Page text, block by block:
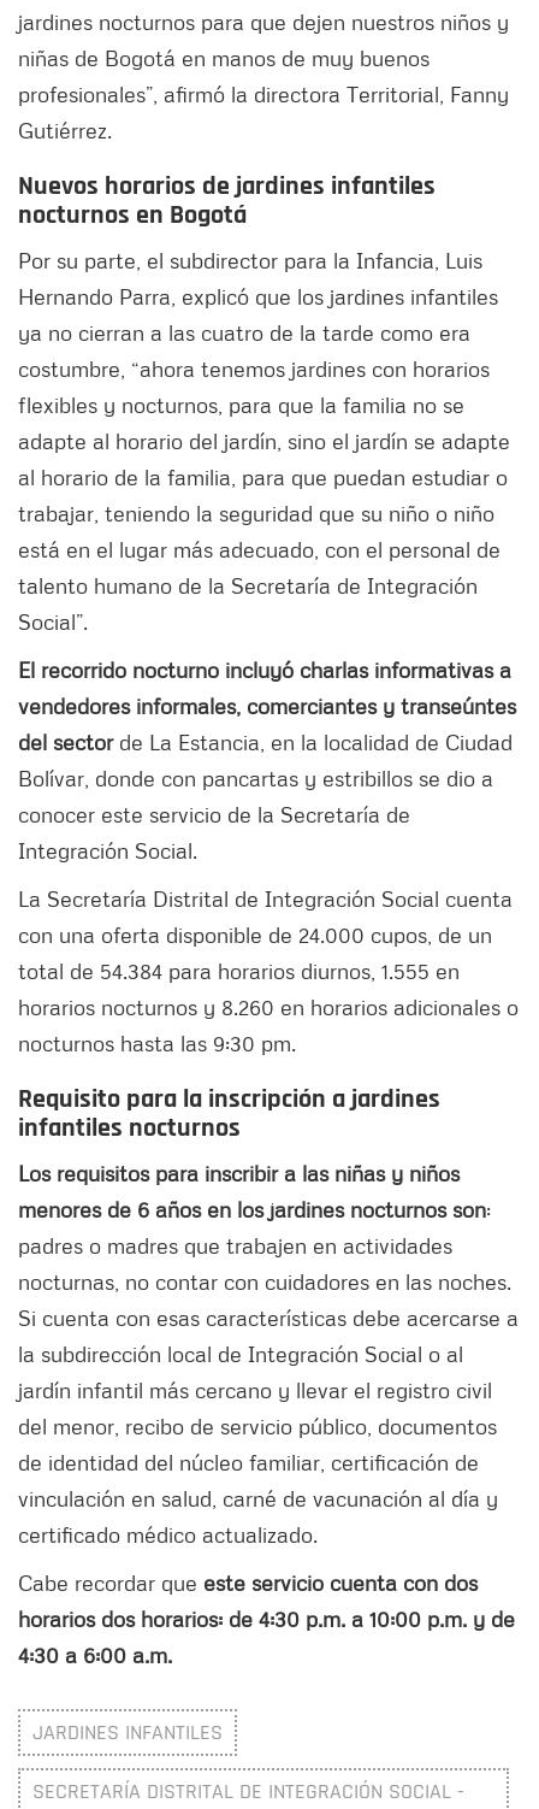
jardines nocturnos para que dejen nuestros niños y
niñas de Bogotá en manos de muy buenos
profesionales”, afirmó la directora Territorial, Fanny
Gutiérrez.
Nuevos horarios de jardines infantiles
nocturnos en Bogotá
Por su parte, el subdirector para la Infancia, Luis
Hernando Parra, explicó que los jardines infantiles
ya no cierran a las cuatro de la tarde como era
costumbre, “ahora tenemos jardines con horarios
flexibles y nocturnos, para que la familia no se
adapte al horario del jardín, sino el jardín se adapte
al horario de la familia, para que puedan estudiar o
trabajar, teniendo la seguridad que su niño o niño
está en el lugar más adecuado, con el personal de
talento humano de la Secretaría de Integración
Social”.
El recorrido nocturno incluyó charlas informativas a
vendedores informales, comerciantes y transeúntes
del sectorde La Estancia, en la localidad de Ciudad
Bolívar, donde con pancartas y estribillos se dio a
conocer este servicio de la Secretaría de
Integración Social.
La Secretaría Distrital de Integración Social cuenta
con una oferta disponible de 24.000 cupos, de un
total de 54.384 para horarios diurnos, 1.555 en
horarios nocturnos y 8.260 en horarios adicionales o
nocturnos hasta las 9:30 pm.
Requisito para la inscripción a jardines
infantiles nocturnos
Los requisitos para inscribir a las niñas y niños
menores de 6 años en los jardines nocturnos son:
padres o madres que trabajen en actividades
nocturnas, no contar con cuidadores en las noches.
Si cuenta con esas características debe acercarse a
la subdirección local de Integración Social o al
jardín infantil más cercano y llevar el registro civil
del menor, recibo de servicio público, documentos
de identidad del núcleo familiar, certificación de
vinculación en salud, carné de vacunación al día y
certificado médico actualizado.
Cabe recordar que este servicio cuenta con dos
horarios dos horarios: de 4:30 p.m. a 10:00 p.m. y de
4:30 a 6:00 a.m.
JARDINES INFANTILES
SECRETARÍA DISTRITAL DE INTEGRACIÓN SOCIAL -